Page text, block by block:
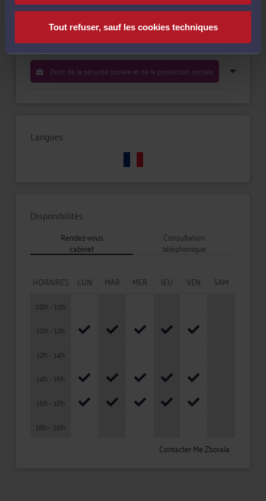
Tout refuser, sauf les cookies techniques
Droit de la sécurité sociale et de la protection sociale
Langues
Disponibilités
Rendez-vous
cabinet
Consultation
téléphonique
HORAIRES LUN MAR MER JEU VEN
SAM
08h - 10h
10h - 12h
12h - 14h
14h - 16h
16h - 18h
18h - 20h
Contacter Me Zborala